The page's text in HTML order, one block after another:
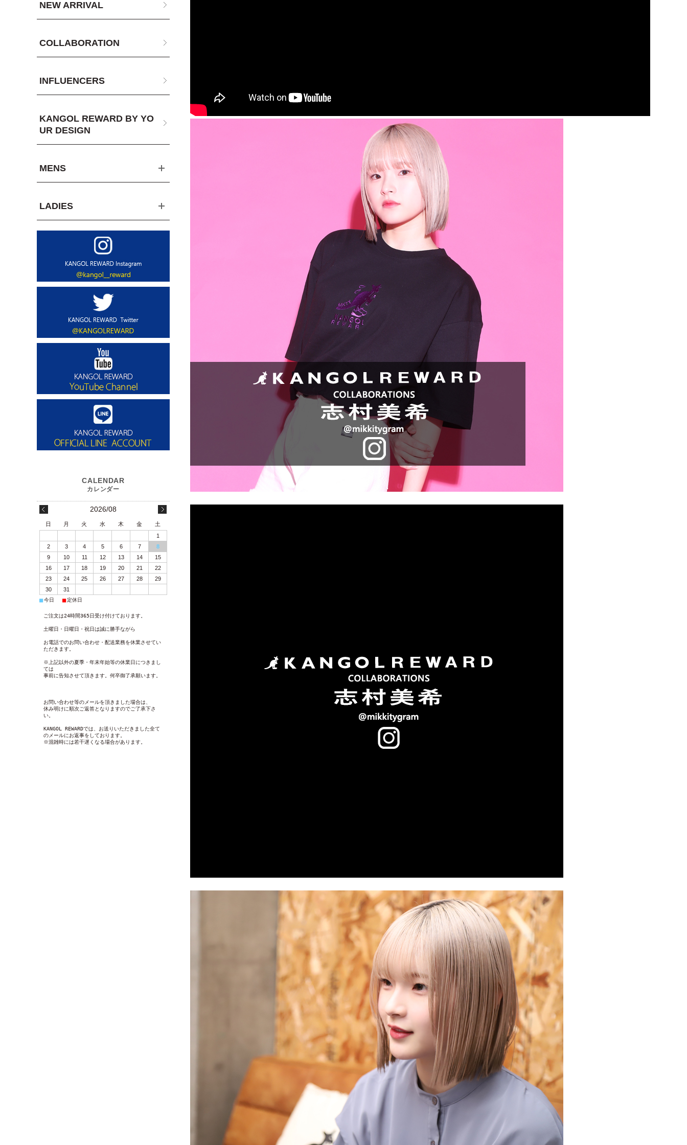
NEW ARRIVAL
COLLABORATION
INFLUENCERS
KANGOL REWARD BY YO
UR DESIGN
MENS
LADIES
2026/08
日 月 火 水 木 金
土
1
2
3 4 5 6 7
8
9
10 11 12 13 14
15
16
17 18 19 20 21
22
23
24 25 26 27 28
29
30
31
■今日 ■定休日
ご注文は24時間365日受け付けております。
土曜日・日曜日・祝日は誠に勝手ながら
お電話でのお問い合わせ・配送業務を休業させてい
ただきます。
※上記以外の夏季・年末年始等の休業日につきまし
ては
事前に告知させて頂きます。何卒御了承願います。
お問い合わせ等のメールを頂きました場合は、
休み明けに順次ご返答となりますのでご了承下さ
い。
KANGOL REWARDでは、お送りいただきました全て
のメールにお返事をしております。
※混雑時には若干遅くなる場合があります。